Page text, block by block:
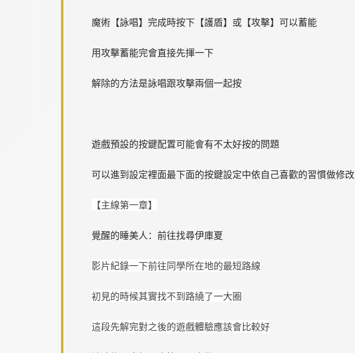
魔術【詠唱】完成時按下【護盾】或【攻擊】可以蓄能
用攻擊蓄能完會直接先揮一下
解除的方法是詠唱跟攻擊兩個一起按
遊戲預設的按鍵配置可能會有不太好按的問題
可以進到設定裡面最下面的按鍵設定中依自己喜歡的習慣做修改
【主線第一章】
覺醒的睡美人：前往找尋伊庫夏
影片紀錄一下前往同學所在地的最短路線
初見的時候其實找不到路繞了一大圈
這段先解完對之後的遊戲體驗應該會比較好